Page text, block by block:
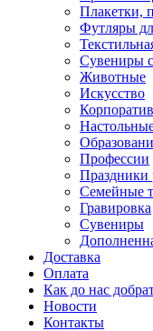
Плакетки,
Футляры
Сувениры
Животные
Искусство
Профессии
Праздники
Семейные
Гравировка
Сувениры
Доставка
Оплата
Как до нас
Новости
Контакты